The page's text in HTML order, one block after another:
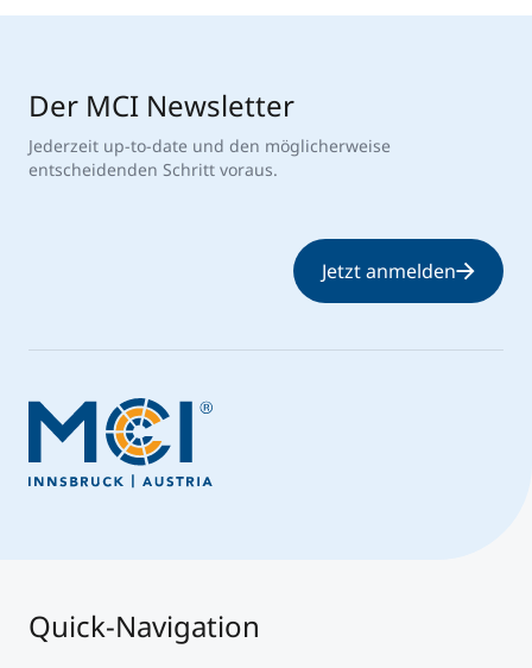
Der MCI Newsletter
Jederzeit up-to-date und den möglicherweise
entscheidenden Schritt voraus.
Jetzt anmelden
Quick-Navigation